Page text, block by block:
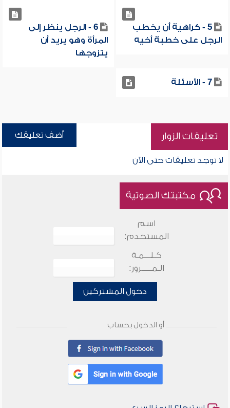
5 - كراهية أن يخطب
الرجل على خطبة أخيه
6 - الرجل ينظر إلى
المرأة وهو يريد أن
يتزوجها
7 - الأسئلة
تعليقات الزوار أضف تعليقك
لا توجد تعليقات حتى الآن
مكتبتك الصوتية
اسم
المستخدم:
كـلـــمـة
الـمـــــرور:
دخول المشتركين
أو الدخول بحساب